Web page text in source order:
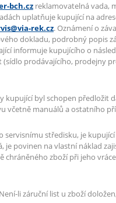
bch.cz reklamovatelná vada,
uplatňuje kupující na
rek.cz. Oznámení o
dokladu, podrobný popis
informuje kupujícího o
prodávajícího, prodejny
kupující byl schopen předložit
včetně manuálů a ostatního
středisku, je
je povinen na vlastní náklad
chráněného zboží při jeho
li záruční list u zboží